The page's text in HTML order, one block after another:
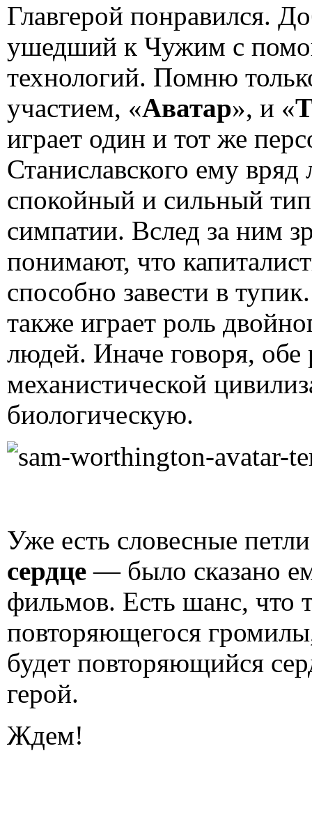
Главгерой понравился.
ушедший к Чужим с
технологий. Помню
участием, «Аватар», и «
играет один и тот же
Станиславского ему вряд
спокойный и сильный
симпатии. Вслед за ним
понимают, что
способно завести в
также играет роль
людей. Иначе говоря, обе
механистической
биологическую.
Уже есть словесные
сердце — было сказано
фильмов. Есть шанс, что
повторяющегося
будет повторяющийся
герой.
Ждем!